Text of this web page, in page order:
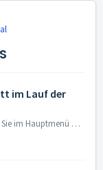
im Lauf der
DESKTOP Auf Ihrer Homepage: Oder klicken Sie im Hauptmenü oben auf der Seite „My Progress“ an. Lassen Sie sich Ihren Fortschritt i...